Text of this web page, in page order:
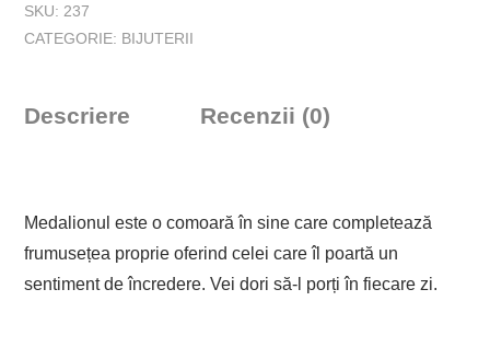
SKU: 237
CATEGORIE: BIJUTERII
Descriere Recenzii (0)
Medalionul este o comoară în sine care completează
frumusețea proprie oferind celei care îl poartă un
sentiment de încredere. Vei dori să-l porți în fiecare zi.